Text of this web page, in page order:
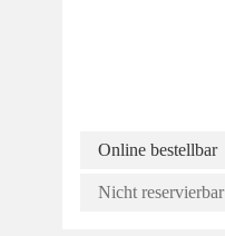
Online bestellbar
Nicht reservierbar